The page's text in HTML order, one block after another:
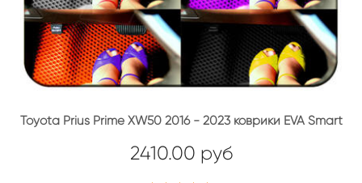
Toyota Prius Prime XW50 2016 - 2023 коврики EVA Smart
2410.00 руб